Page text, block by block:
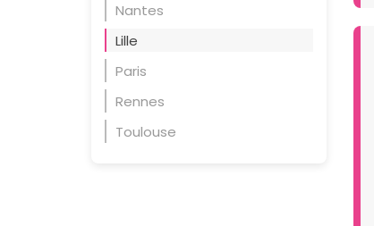
Nantes
Lille
Paris
Rennes
Toulouse